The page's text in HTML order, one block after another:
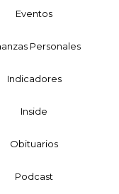
Eventos
Personales
Indicadores
Inside
Obituarios
Podcast